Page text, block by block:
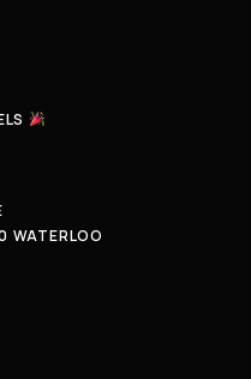
WATERLOO